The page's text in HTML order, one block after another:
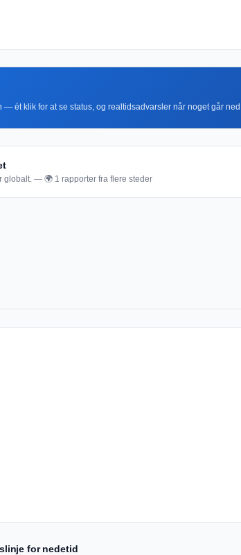
ét klik for at se status, og realtidsadvarsler når noget går ned.
globalt. — 🌍 1 rapporter fra flere steder
for nedetid